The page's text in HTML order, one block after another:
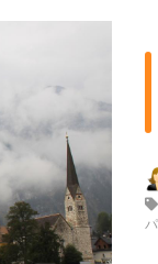
パ